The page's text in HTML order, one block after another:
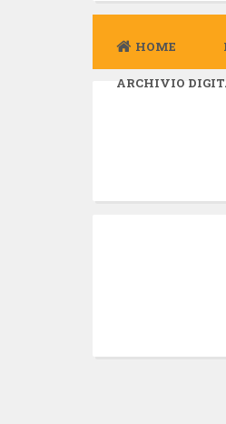
HOME
ARCHIVIO